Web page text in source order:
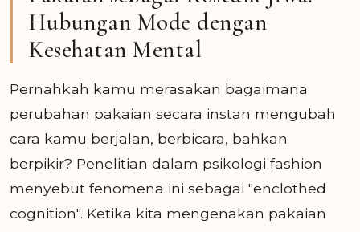
Hubungan Mode dengan
Kesehatan Mental
Pernahkah kamu merasakan bagaimana
perubahan pakaian secara instan mengubah
cara kamu berjalan, berbicara, bahkan
berpikir? Penelitian dalam psikologi fashion
menyebut fenomena ini sebagai "enclothed
cognition". Ketika kita mengenakan pakaian